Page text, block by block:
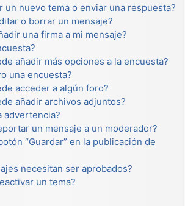
un nuevo tema o enviar una respuesta?
o borrar un mensaje?
una firma a mi mensaje?
añadir más opciones a la encuesta?
una encuesta?
acceder a algún foro?
añadir archivos adjuntos?
advertencia?
un mensaje a un moderador?
“Guardar” en la publicación de
necesitan ser aprobados?
un tema?